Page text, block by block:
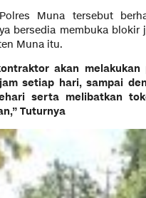
Muna tersebut
bersedia membuka blokir
Muna itu.
akan melakukan
setiap hari, sampai
serta melibatkan
Tuturnya